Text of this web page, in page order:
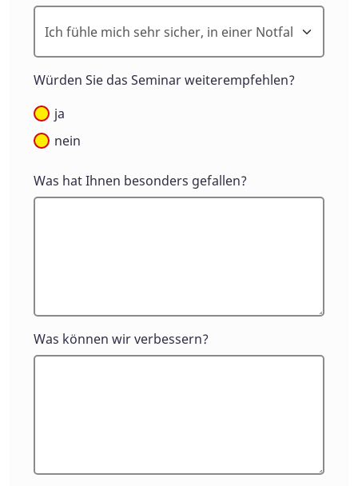
Würden Sie das Seminar weiterempfehlen?
ja
nein
Was hat Ihnen besonders gefallen?
Was können wir verbessern?